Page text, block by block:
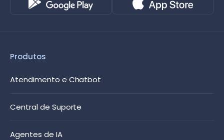
Produtos
Atendimento e Chatbot
Central de Suporte
Agentes de IA